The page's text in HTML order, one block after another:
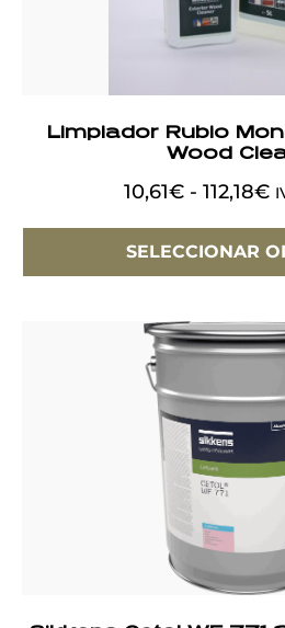
Limpiador Rubio
Wood
10,61€ - 112,18€
SELECCIONAR